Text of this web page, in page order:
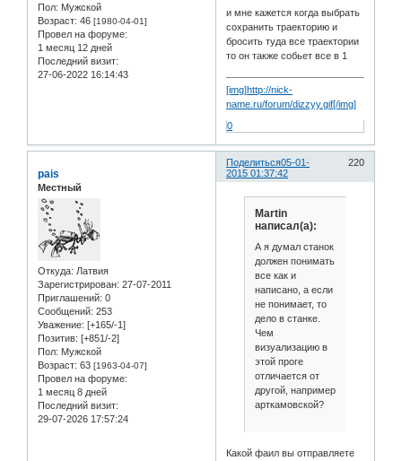
Пол: Мужской
Возраст: 46 [1980-04-01]
Провел на форуме:
1 месяц 12 дней
Последний визит:
27-06-2022 16:14:43
и мне кажется когда выбрать
сохранить траекторию и
бросить туда все траектории
то он также собьет все в 1
[img]http://nick-
name.ru/forum/dizzyy.gif[/img]
0
Поделиться 220
05-01-
2015 01:37:42
pais
Местный
Откуда: Латвия
Зарегистрирован: 27-07-2011
Приглашений: 0
Сообщений: 253
Уважение: [+165/-1]
Позитив: [+851/-2]
Пол: Мужской
Возраст: 63 [1963-04-07]
Провел на форуме:
1 месяц 8 дней
Последний визит:
29-07-2026 17:57:24
Martin
написал(а):
А я думал станок
должен понимать
все как и
написано, а если
не понимает, то
дело в станке.
Чем
визуализацию в
этой проге
отличается от
другой, например
арткамовской?
Какой фаил вы отправляете